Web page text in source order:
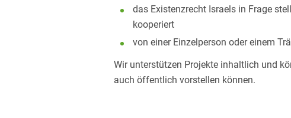
das Existenzrecht Israels in Frage
kooperiert
von einer Einzelperson oder einem
Wir unterstützen Projekte inhaltlich und
auch öffentlich vorstellen können.